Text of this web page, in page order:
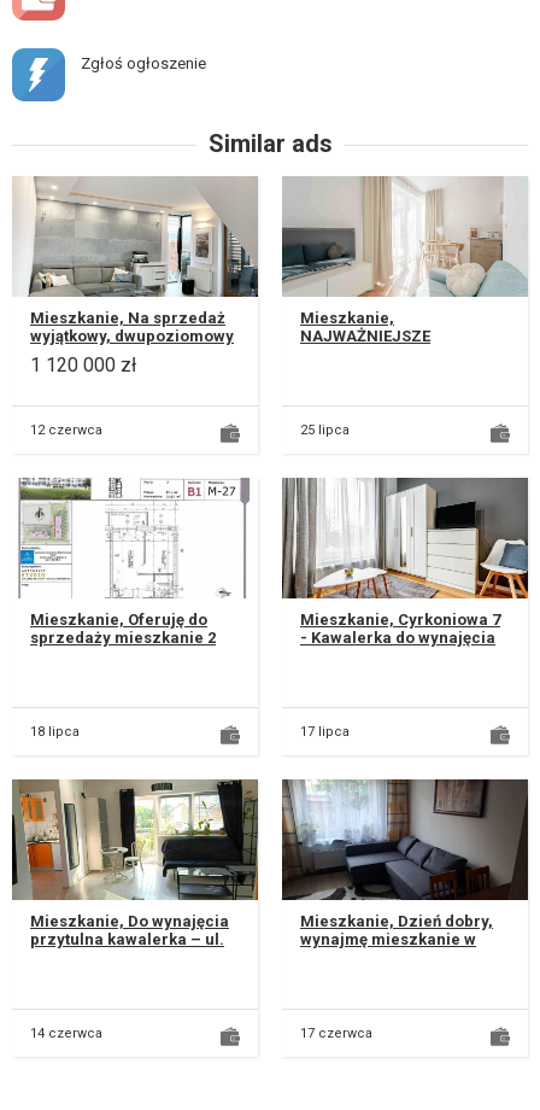
Zgłoś ogłoszenie
Similar ads
Mieszkanie, Na sprzedaż
wyjątkowy, dwupoziomowy
apartament położony na
zielonym i spokojnym
1 120 000 zł
12 czerwca
Mieszkanie,
NAJWAŻNIEJSZE
nowym osiedlu p...
25 lipca
Mieszkanie, Oferuję do
sprzedaży mieszkanie 2
18 lipca
Mieszkanie, Cyrkoniowa 7
- Kawalerka do wynajęcia
17 lipca
Mieszkanie, Do wynajęcia
przytulna kawalerka – ul.
14 czerwca
Mieszkanie, Dzień dobry,
wynajmę mieszkanie w
17 czerwca